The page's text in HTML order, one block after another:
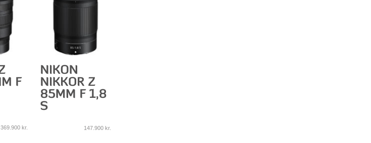
369.900 kr. 147.900kr.